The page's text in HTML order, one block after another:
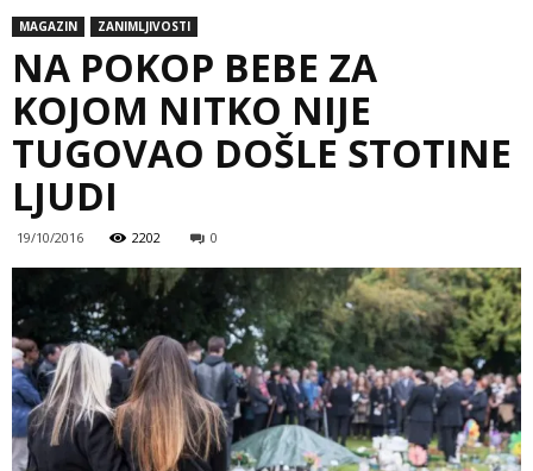
MAGAZIN ZANIMLJIVOSTI
NA POKOP BEBE ZA
KOJOM NITKO NIJE
TUGOVAO DOŠLE STOTINE
LJUDI
19/10/2016 2202 0